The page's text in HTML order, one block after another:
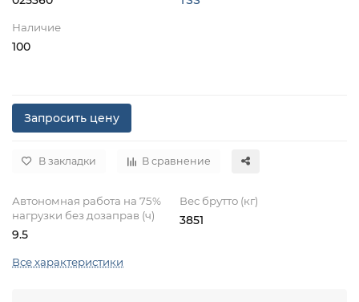
Наличие
100
Запросить цену
В закладки В сравнение
Автономная работа на 75%
нагрузки без дозаправ (ч)
9.5
Вес брутто (кг)
3851
Все характеристики